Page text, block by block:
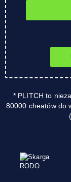
* PLITCH to
80000 cheatów do
(